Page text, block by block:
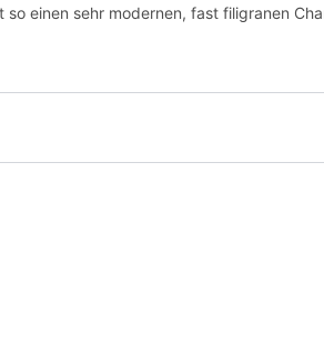
einen sehr modernen, fast filigranen